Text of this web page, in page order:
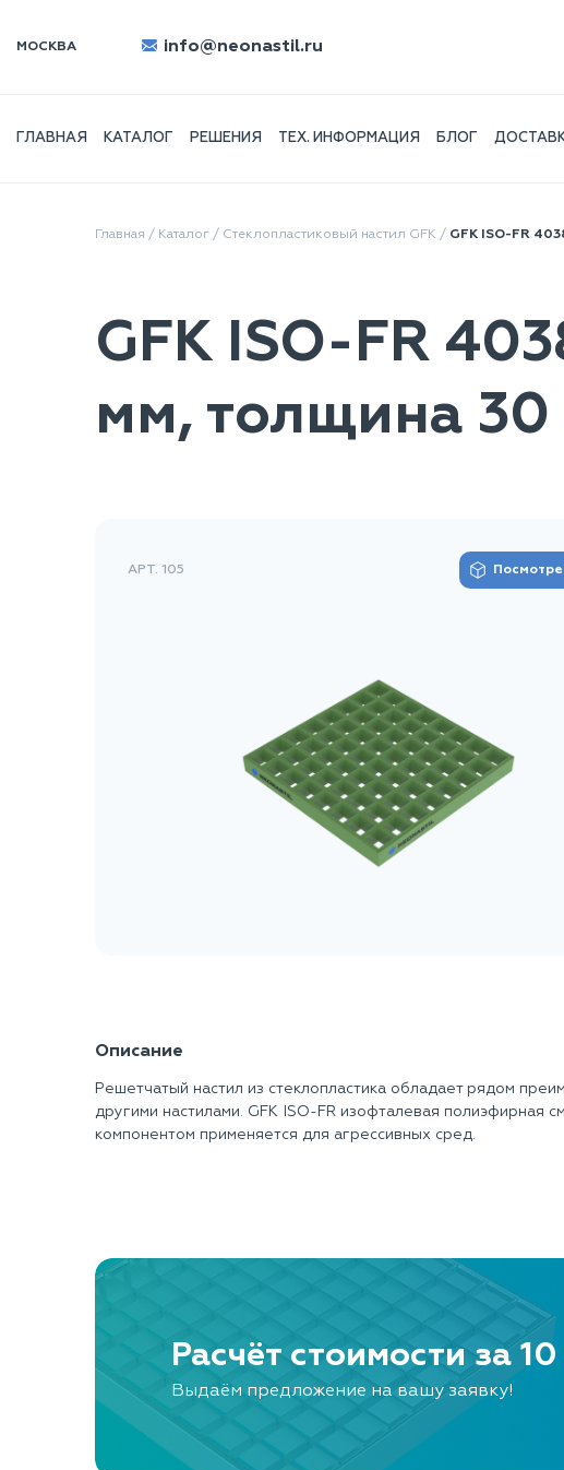
МОСКВА info@neonastil.ru
ГЛАВНАЯ КАТАЛОГ РЕШЕНИЯ ТЕХ. ИНФОРМАЦИЯ БЛОГ
Главная / Каталог / Стеклопластиковый настил GFK / GFK ISO-FR
GFK ISO-FR
мм, толщина
АРТ. 105
Описание
Решетчатый настил из стеклопластика обладает рядом
другими настилами. GFK ISO-FR изофталевая полиэфирная
компонентом применяется для агрессивных сред.
Расчёт стоимости за
Выдаём предложение на вашу заявку!